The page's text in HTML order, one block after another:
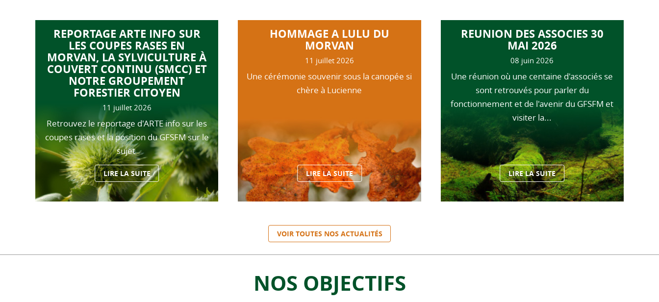
REPORTAGE ARTE INFO SUR
LES COUPES RASES EN
MORVAN, LA SYLVICULTURE À
COUVERT CONTINU (SMCC) ET
NOTRE GROUPEMENT
FORESTIER CITOYEN
11 juillet 2026
Retrouvez le reportage d'ARTE info sur les
coupes rases et la position du GFSFM sur le
sujet
LIRE LA SUITE
HOMMAGE A LULU DU
MORVAN
11 juillet 2026
Une cérémonie souvenir sous la canopée si
chère à Lucienne
LIRE LA SUITE
REUNION DES ASSOCIES 30
MAI 2026
08 juin 2026
Une réunion où une centaine d'associés se
sont retrouvés pour parler du
fonctionnement et de l'avenir du GFSFM et
visiter la...
LIRE LA SUITE
VOIR TOUTES NOS ACTUALITÉS
NOS OBJECTIFS